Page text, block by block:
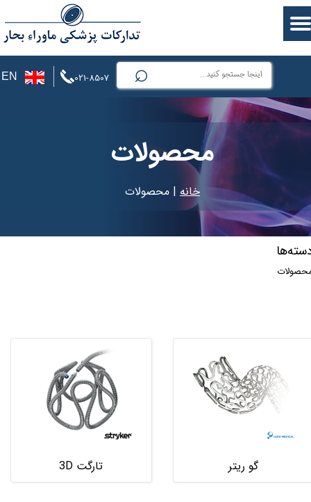
021-8507
EN ⌕
محصولات
خانه | محصولات
گو ریتر تارگت 3D